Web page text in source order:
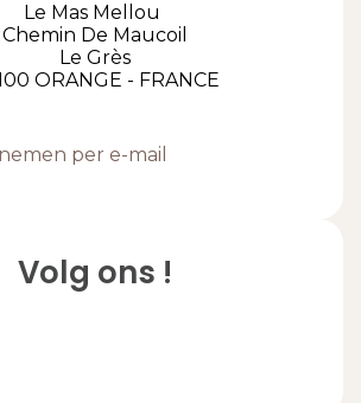
Le Mas Mellou
Chemin De Maucoil
Le Grès
ORANGE - FRANCE
per e-mail
Volg ons !